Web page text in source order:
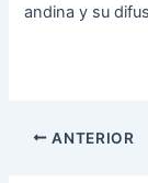
andina y su
ANTERIOR